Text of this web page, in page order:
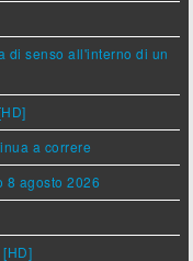
di senso all'interno di un
a correre
8 agosto 2026